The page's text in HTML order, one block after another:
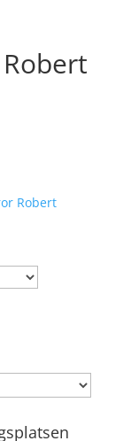
Robert